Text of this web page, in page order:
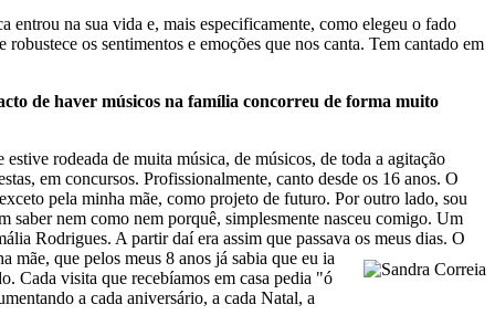
na sua vida e, mais especificamente, como elegeu o fado
os sentimentos e emoções que nos canta. Tem cantado em
de haver músicos na família concorreu de forma muito
rodeada de muita música, de músicos, de toda a agitação
em concursos. Profissionalmente, canto desde os 16 anos. O
pela minha mãe, como projeto de futuro. Por outro lado, sou
saber nem como nem porquê, simplesmente nasceu comigo. Um
Rodrigues. A partir daí era assim que passava os meus dias. O
mãe, que pelos meus 8 anos já sabia que eu ia
Cada visita que recebíamos em casa pedia "ó
a cada aniversário, a cada Natal, a